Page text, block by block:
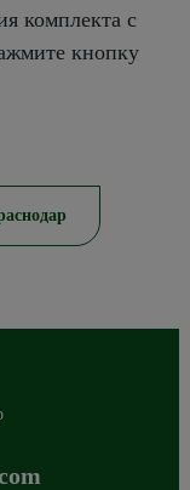
комплекта с
кнопку